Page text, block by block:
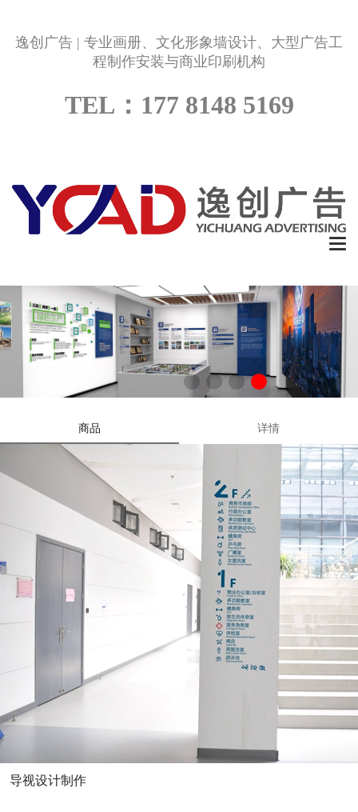
逸创广告 | 专业画册、文化形象墙设计、大型广告工
程制作安装与商业印刷机构
TEL：177 8148 5169

商品 详情
导视设计制作